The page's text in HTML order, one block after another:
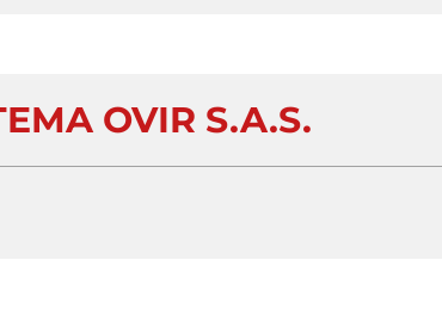
OVIR S.A.S.